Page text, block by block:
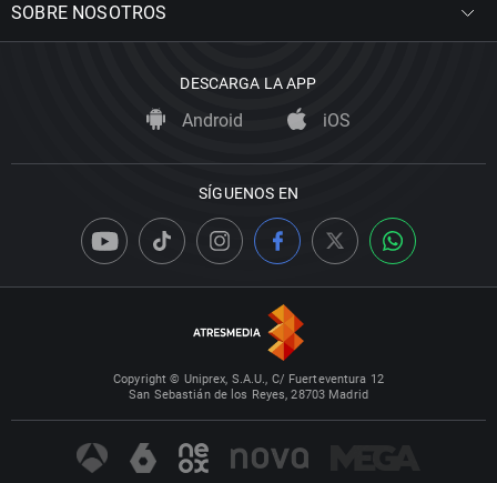
SOBRE NOSOTROS
DESCARGA LA APP
Android iOS
SÍGUENOS EN
Copyright © Uniprex, S.A.U., C/ Fuerteventura 12
San Sebastián de los Reyes, 28703 Madrid